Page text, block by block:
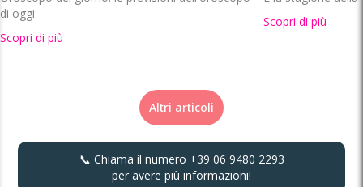
di oggi
Scopri di più
Scopri di più
Altri articoli
📞 Chiama il numero +39 06 9480 2293
per avere più informazioni!